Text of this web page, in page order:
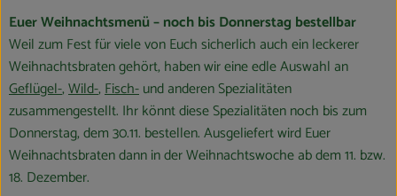
Euer Weihnachtsmenü – noch bis Donnerstag bestellbar
Weil zum Fest für viele von Euch sicherlich auch ein leckerer
Weihnachtsbraten gehört, haben wir eine edle Auswahl an
Geflügel-,Wild-,Fisch-und anderen Spezialitäten
zusammengestellt. Ihr könnt diese Spezialitäten noch bis zum
Donnerstag, dem 30.11. bestellen. Ausgeliefert wird Euer
Weihnachtsbraten dann in der Weihnachtswoche ab dem 11. bzw.
18. Dezember.